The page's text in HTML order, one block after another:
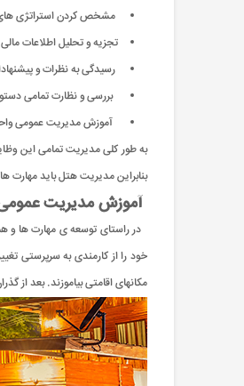
مشخص کردن استراتژی
تجزیه و تحلیل اطلاعات
رسیدگی به نظرات و
بررسی و نظارت تمامی
آموزش مدیریت عمومی
به طور کلی مدیریت تمامی این
بنابراین مدیریت هتل باید مهارت
آموزش مدیریت
در راستای توسعه ی مهارت ها و
خود را از کارمندی به سرپرستی
مکانهای اقامتی بیاموزند. بعد از